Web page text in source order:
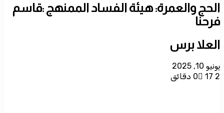
الحج والعمرة: هيئة الفساد الممنهج :قاسم
فرحنا
العلا برس
يونيو 10, 2025
0
17 2 دقائق